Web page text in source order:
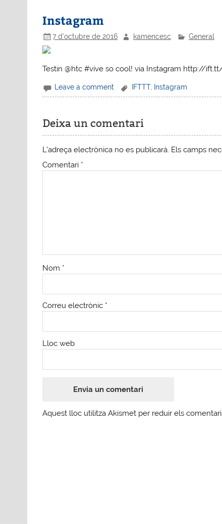
Instagram
7 d'octubre de 2016 kamencesc General
Testin @htc #vive so cool! via Instagram http://
Leave a comment IFTTT, Instagram
Deixa un comentari
L'adreça electrònica no es publicarà. Els camps
Comentari *
Nom *
Correu electrònic *
Lloc web
Aquest lloc utilitza Akismet per reduir els